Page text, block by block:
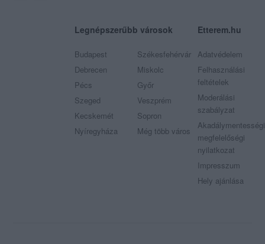
Legnépszerűbb városok
Budapest
Debrecen
Pécs
Szeged
Kecskemét
Nyíregyháza
Székesfehérvár
Miskolc
Győr
Veszprém
Sopron
Még több város
Etterem.hu
Adatvédelem
Felhasználási
feltételek
Moderálási
szabályzat
Akadálymentességi
megfelelőségi
nyilatkozat
Impresszum
Hely ajánlása